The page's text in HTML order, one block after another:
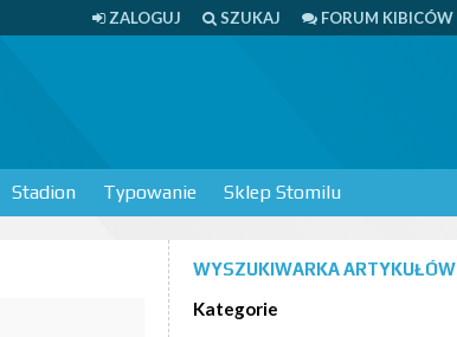
ZALOGUJ SZUKAJ FORUM KIBICÓW
Stadion Typowanie Sklep Stomilu
WYSZUKIWARKA ARTYKUŁÓW
Kategorie